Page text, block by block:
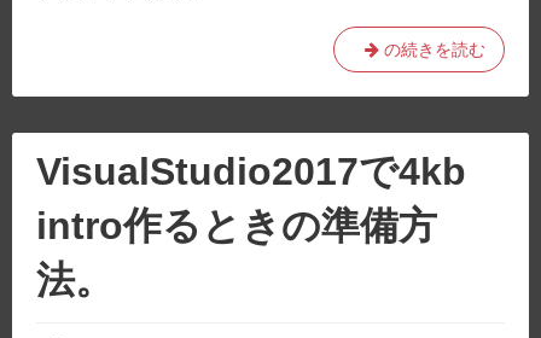
#pragma
命
令
使
っ
ソ
ー
の続きを読む
VisualStudio2017で4kb
intro作るときの準備方
法。